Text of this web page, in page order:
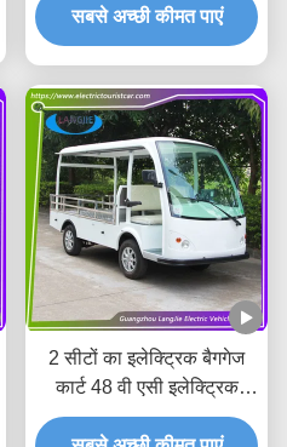
एसी मोटर
सबसे अच्छी कीमत पाएं
2 सीटों का इलेक्ट्रिक बैगगेज
कार्ट 48 वी एसी इलेक्ट्रिक
चालित उपयोगिता वाहन रिसॉर्ट